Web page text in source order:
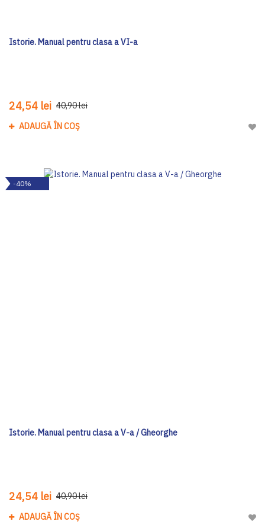
Istorie. Manual pentru clasa a VI-a
24,54 lei 40,90 lei
ADAUGĂ ÎN COȘ
-40%
Istorie. Manual pentru clasa a V-a / Gheorghe
24,54 lei 40,90 lei
ADAUGĂ ÎN COȘ